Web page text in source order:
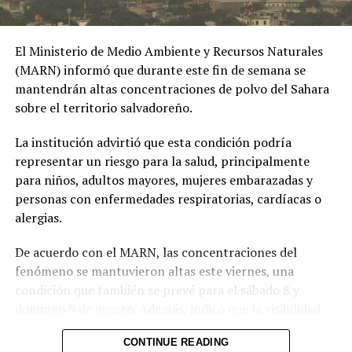
Ibagué a una joven de
19 años señalada de
extorsionar al hombre
con quien sostuvo una
relación
extramatrimonial, a
quien amenazaba con
exponer material íntimo
y contarle a su esposa
si no le entregaba la
suma de 25 millones de
pesos.
pic.twitter.com/
El Ministerio de Medio Ambiente y Recursos Naturales
(MARN) informó que durante este fin de semana se
mantendrán altas concentraciones de polvo del Sahara
sobre el territorio salvadoreño.
La institución advirtió que esta condición podría
representar un riesgo para la salud, principalmente
para niños, adultos mayores, mujeres embarazadas y
personas con enfermedades respiratorias, cardíacas o
alergias.
De acuerdo con el MARN, las concentraciones del
fenómeno se mantuvieron altas este viernes, una
condición que también se prevé para el sábado 8 y
permanecerá brumosa y que el nivel de riesgo para la
CONTINUE READING